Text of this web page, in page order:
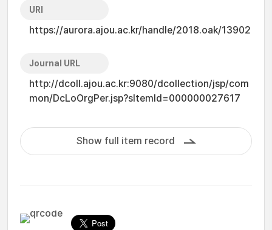
URI
https://aurora.ajou.ac.kr/handle/2018.oak/13902
Journal URL
http://dcoll.ajou.ac.kr:9080/dcollection/jsp/com
mon/DcLoOrgPer.jsp?sItemId=000000027617
Show full item record